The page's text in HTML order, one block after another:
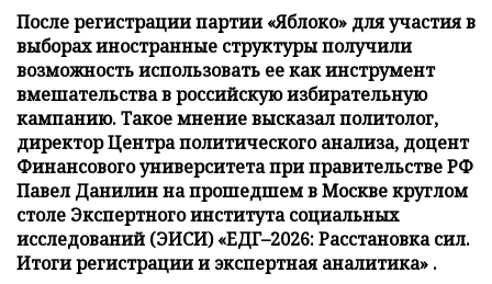
После регистрации партии «Яблоко» для участия в
выборах иностранные структуры получили
возможность использовать ее как инструмент
вмешательства в российскую избирательную
кампанию. Такое мнение высказал политолог,
директор Центра политического анализа, доцент
Финансового университета при правительстве РФ
Павел Данилин на прошедшем в Москве круглом
столе Экспертного института социальных
исследований (ЭИСИ) «ЕДГ–2026: Расстановка сил.
Итоги регистрации и экспертная аналитика» .